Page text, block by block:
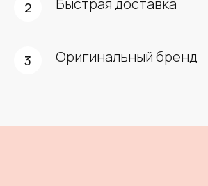
Быстрая доставка
Оригинальный бренд